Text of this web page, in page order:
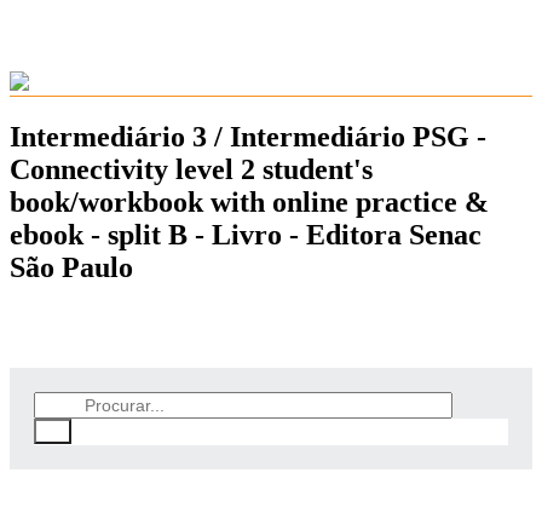
Intermediário 3 / Intermediário PSG -
Connectivity level 2 student's
book/workbook with online practice &
ebook - split B - Livro - Editora Senac
São Paulo